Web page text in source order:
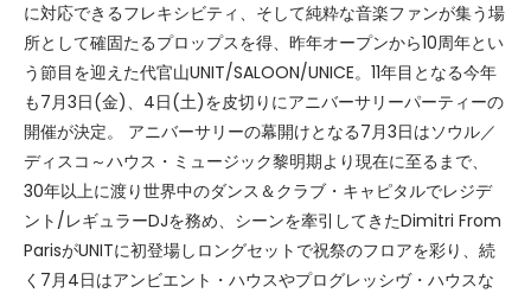
に対応できるフレキシビティ、そして純粋な音楽ファンが集う場
所として確固たるプロップスを得、昨年オープンから10周年とい
う節目を迎えた代官山UNIT/SALOON/UNICE。11年目となる今年
も7月3日(金)、4日(土)を皮切りにアニバーサリーパーティーの
開催が決定。 アニバーサリーの幕開けとなる7月3日はソウル／
ディスコ～ハウス・ミュージック黎明期より現在に至るまで、
30年以上に渡り世界中のダンス＆クラブ・キャピタルでレジデ
ント/レギュラーDJを務め、シーンを牽引してきたDimitri From
ParisがUNITに初登場しロングセットで祝祭のフロアを彩り、続
く7月4日はアンビエント・ハウスやプログレッシヴ・ハウスな